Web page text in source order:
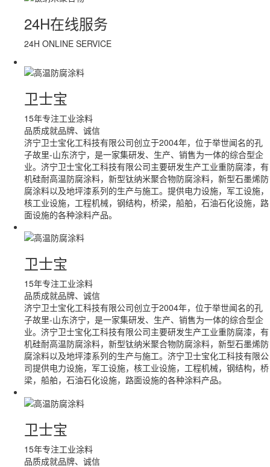
24H在线服务
24H ONLINE SERVICE
卫士宝
15年专注工业涂料
品质成就品牌、诚信
济宁卫士宝化工科技有限公司创立于2004年，位于举世闻名的孔
子故里-山东济宁，是一家集研发、生产、销售为一体的综合型企
业。济宁卫士宝化工科技有限公司主要研发生产工业重防腐漆，有
机硅耐高温防腐涂料，新型钛纳米聚合物防腐涂料，新型石墨烯防
腐涂料以及地坪漆系列的生产与施工。提供电力设施，军工设施，
核工业设施，工程机械，钢结构，桥梁，船舶，石油石化设施，路
面设施的各种涂料产品。
卫士宝
15年专注工业涂料
品质成就品牌、诚信
济宁卫士宝化工科技有限公司创立于2004年，位于举世闻名的孔
子故里-山东济宁，是一家集研发、生产、销售为一体的综合型企
业。济宁卫士宝化工科技有限公司主要研发生产工业重防腐漆，有
机硅耐高温防腐涂料，新型钛纳米聚合物防腐涂料，新型石墨烯防
腐涂料以及地坪漆系列的生产与施工。济宁卫士宝化工科技有限公
司提供电力设施，军工设施，核工业设施，工程机械，钢结构，桥
梁，船舶，石油石化设施，路面设施的各种涂料产品。
卫士宝
15年专注工业涂料
品质成就品牌、诚信